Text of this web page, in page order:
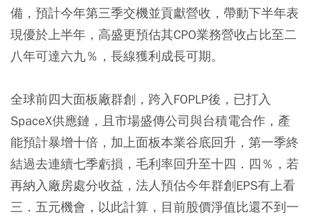
備，預計今年第三季交機並貢獻營收，帶動下半年表
現優於上半年，高盛更預估其CPO業務營收占比至二
八年可達六九％，長線獲利成長可期。
全球前四大面板廠群創，跨入FOPLP後，已打入
SpaceX供應鏈，且市場盛傳公司與台積電合作，產
能預計暴增十倍，加上面板本業谷底回升，第一季終
結過去連續七季虧損，毛利率回升至十四．四％，若
再納入廠房處分收益，法人預估今年群創EPS有上看
三．五元機會，以此計算，目前股價淨值比還不到一